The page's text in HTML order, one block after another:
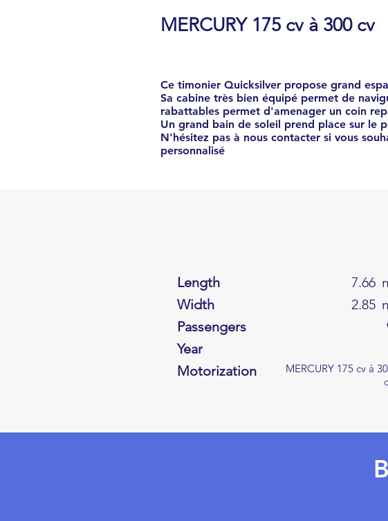
MERCURY 175 cv à 300 cv
Ce timonier Quicksilver propose grand
Sa cabine très bien équipé permet de
rabattables permet d'amenager un coin
Un grand bain de soleil prend place sur le
N'hésitez pas à nous contacter si vous
personnalisé
Length
7.66
Width
2.85
Passengers
Year
Motorization
MERCURY 175 cv à